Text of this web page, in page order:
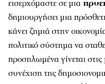
κάνει ζημιά στην
πολιτικό σύστημα να
προσηλωμένα γίνεται
συνέχιση της
την άποψή μου με άλλο
υπερβολική φορολόγηση.